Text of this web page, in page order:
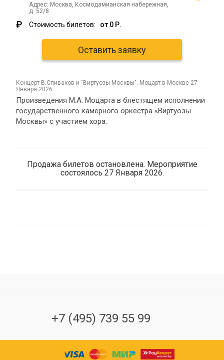
Адрес: Москва, Космодамианская набережная,
д. 52/8
₽ Стоимость билетов: от 0 Р.
Оставить заявку
концерт В.Спиваков и "Виртуозы Москвы". Моцарт в Москве 27
Января 2026.
Произведения М.А. Моцарта в блестящем исполнении
государственного камерного оркестра «Виртуозы
Москвы» с участием хора.
Продажа билетов остановлена. Мероприятие
состоялось 27 Января 2026.
+7 (495) 739 55 99